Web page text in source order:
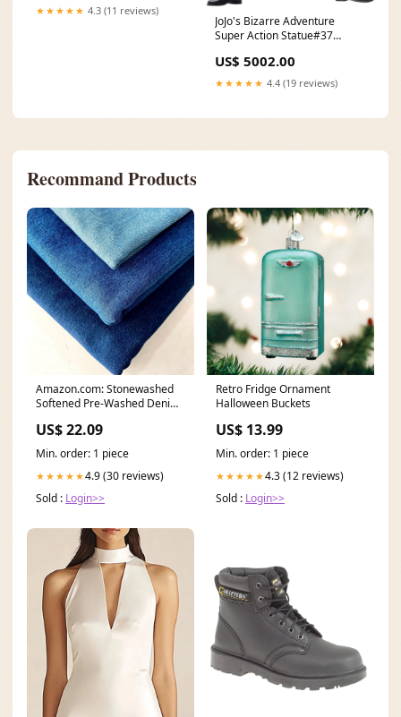
ーズファクトリー トラベル雑
貨 キャラクター グッズ
★★★★★ 4.3 (11 reviews)
JoJo's Bizarre Adventure
Super Action Statue#37
LocalSupplier
US$ 5002.00
★★★★★ 4.4 (19 reviews)
Recommand Products
Amazon.com: Stonewashed
Softened Pre-Washed Denim
US$ 22.09
Min. order: 1 piece
★★★★★4.9 (30 reviews)
Sold : Login>>
Retro Fridge Ornament
Halloween Buckets
US$ 13.99
Min. order: 1 piece
★★★★★4.3 (12 reviews)
Sold : Login>>